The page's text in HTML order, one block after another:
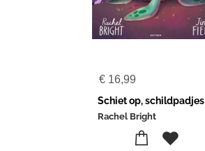
€ 16,99
Schiet op, schildpadjes
Rachel Bright